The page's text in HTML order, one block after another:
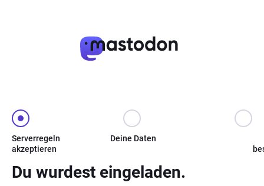
Serverregeln
akzeptieren
Deine Daten
Du wurdest eingeladen.